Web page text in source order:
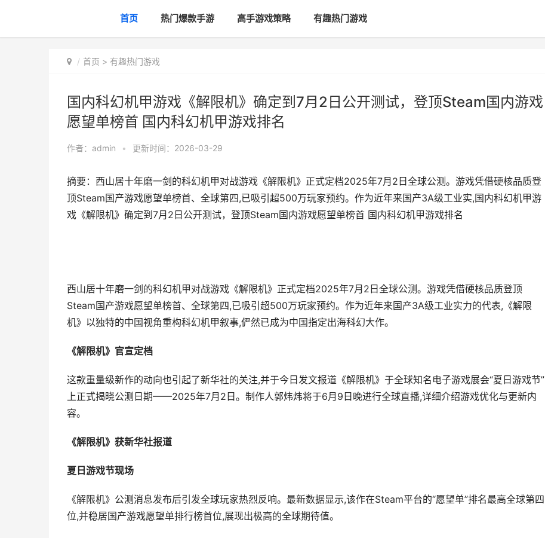
首页 热门爆款手游 高手游戏策略 有趣热门游戏
首页 > 有趣热门游戏
国内科幻机甲游戏《解限机》确定到7月2日公开测试，登顶Steam国内游戏
愿望单榜首 国内科幻机甲游戏排名
作者： admin • 更新时间：2026-03-29
摘要：西山居十年磨一剑的科幻机甲对战游戏《解限机》正式定档2025年7月2日全球公测。游戏凭借硬核品质登
顶Steam国产游戏愿望单榜首、全球第四,已吸引超500万玩家预约。作为近年来国产3A级工业实,国内科幻机甲游
戏《解限机》确定到7月2日公开测试，登顶Steam国内游戏愿望单榜首 国内科幻机甲游戏排名
西山居十年磨一剑的科幻机甲对战游戏《解限机》正式定档2025年7月2日全球公测。游戏凭借硬核品质登顶
Steam国产游戏愿望单榜首、全球第四,已吸引超500万玩家预约。作为近年来国产3A级工业实力的代表,《解限
机》以独特的中国视角重构科幻机甲叙事,俨然已成为中国指定出海科幻大作。
《解限机》官宣定档
这款重量级新作的动向也引起了新华社的关注,并于今日发文报道《解限机》于全球知名电子游戏展会“夏日游戏节”
上正式揭晓公测日期——2025年7月2日。制作人郭炜炜将于6月9日晚进行全球直播,详细介绍游戏优化与更新内
容。
《解限机》获新华社报道
夏日游戏节现场
《解限机》公测消息发布后引发全球玩家热烈反响。最新数据显示,该作在Steam平台的“愿望单”排名最高全球第四
位,并稳居国产游戏愿望单排行榜首位,展现出极高的全球期待值。